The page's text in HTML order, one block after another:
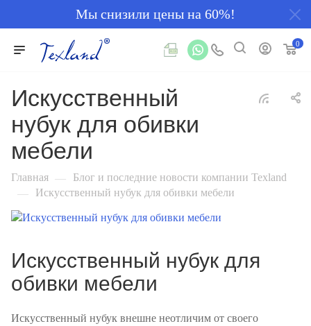
Мы снизили цены на 60%!
0
Искусственный
нубук для обивки
мебели
Главная —
Блог и последние новости компании Texland
—
Искусственный нубук для обивки мебели
Искусственный нубук для
обивки мебели
Искусственный нубук внешне неотличим от своего